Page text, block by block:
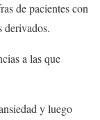
de pacientes con
derivados.
a las que
y luego